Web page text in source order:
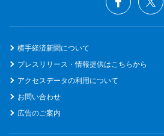
横手経済新聞について
プレスリリース・情報提供はこちらから
アクセスデータの利用について
お問い合わせ
広告のご案内